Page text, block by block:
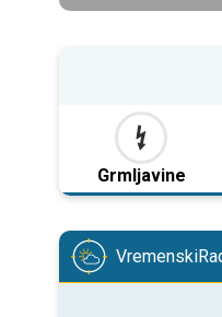
Grmljavine